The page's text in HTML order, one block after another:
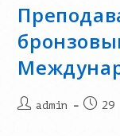
Postadmin
Запись
29